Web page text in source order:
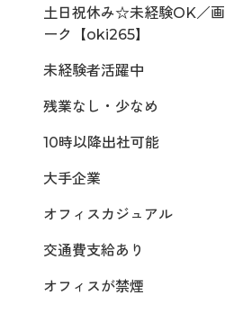
土日祝休み☆未経験OK／
ーク【oki265】
未経験者活躍中
残業なし・少なめ
10時以降出社可能
大手企業
オフィスカジュアル
交通費支給あり
オフィスが禁煙